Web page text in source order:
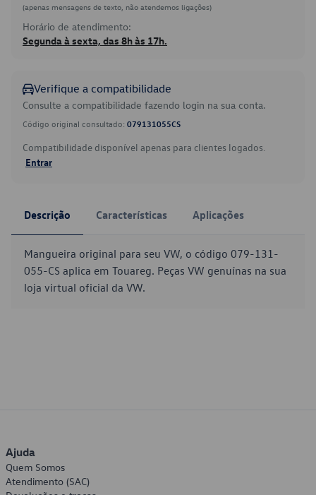
(apenas mensagens de texto, não atendemos ligações)
Horário de atendimento:
Segunda à sexta, das 8h às 17h.
Verifique a compatibilidade
Consulte a compatibilidade fazendo login na sua conta.
Código original consultado: 079131055CS
Compatibilidade disponível apenas para clientes logados.
Entrar
Descrição Características Aplicações
Mangueira original para seu VW, o código 079-131-
055-CS aplica em Touareg. Peças VW genuínas na sua
loja virtual oficial da VW.
Ajuda
Quem Somos
Atendimento (SAC)